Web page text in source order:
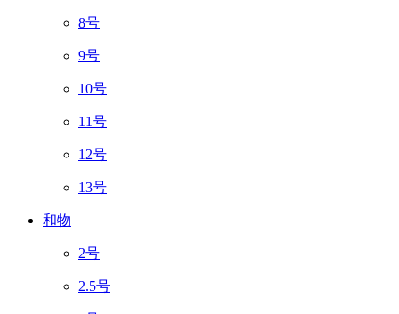
8号
9号
10号
11号
12号
13号
和物
2号
2.5号